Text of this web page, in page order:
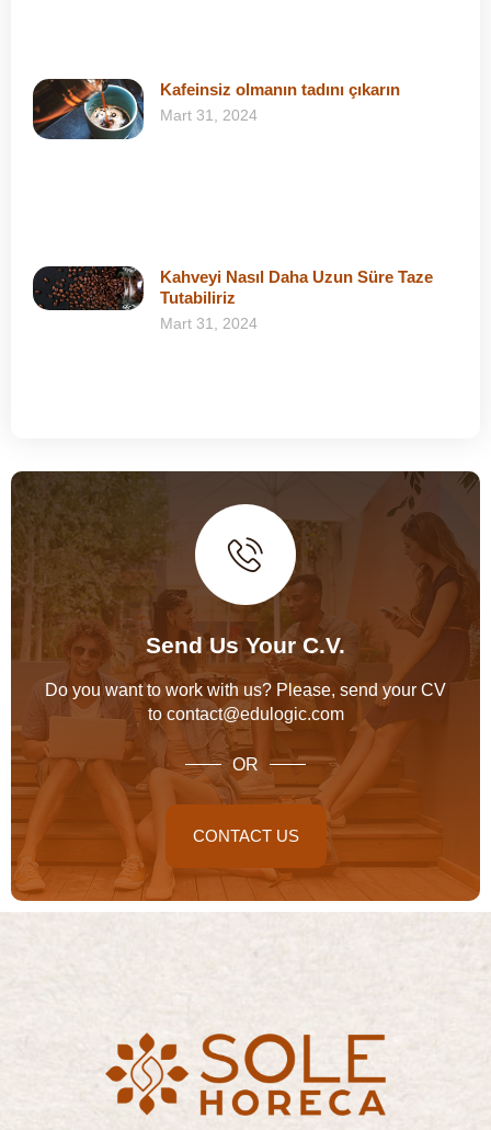
Kafeinsiz olmanın tadını çıkarın
Mart 31, 2024
Kahveyi Nasıl Daha Uzun Süre Taze
Tutabiliriz
Mart 31, 2024
Send Us Your C.V.
Do you want to work with us? Please, send your CV
to contact@edulogic.com
OR
CONTACT US